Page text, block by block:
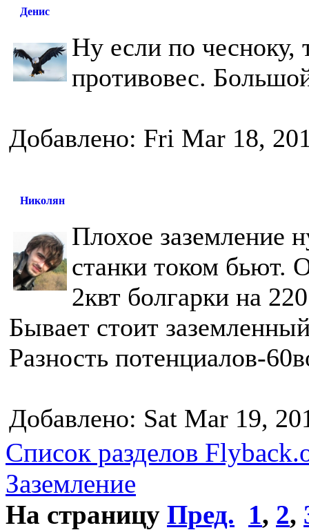
Денис
Ну если по чесноку,
противовес.
Добавлено: Fri Mar 18,
Николян
Плохое заземление
станки током бьют.
2квт болгарки на
Бывает стоит
Разность потенциалов-
Добавлено: Sat Mar 19,
Список разделов
Заземление
На страницу Пред. 1, 2,